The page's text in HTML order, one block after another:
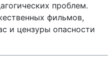
проблем.
фильмов,
и цензуры опасности